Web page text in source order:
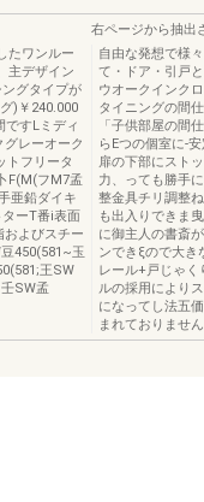
たワンルー
主デザイン
グタイプが
)￥240.000
ですLミディ
レーオーク
トフリータ
F(M(フM7孟
亜鉛ダイキ
ーT番i表面
よびスチー
450(581~玉
王SW
SW孟
右ページから抽出
自由な発想で様
て・ドア・引戸
ウオークインク
タイニングの間
「子供部屋の間
らEつの個室に-
扉の下部にスト
力、っても勝手
整金具チリ調整
も出入りできま
に御主人の書斎
ンできξので大き
レール+戸じゃく
ルの採用により
になってし法五
まれておりませ